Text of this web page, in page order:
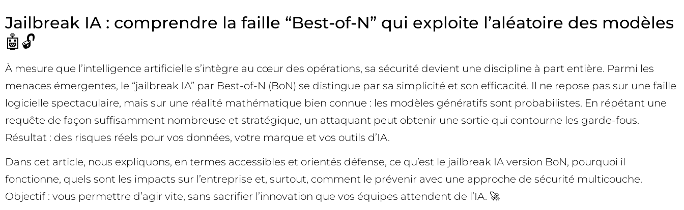
Jailbreak IA : comprendre la faille “Best-of-N” qui exploite l’aléatoire des modèles
🤖🔓
À mesure que l’intelligence artificielle s’intègre au cœur des opérations, sa sécurité devient une discipline à part entière. Parmi les
menaces émergentes, le “jailbreak IA” par Best-of-N (BoN) se distingue par sa simplicité et son efficacité. Il ne repose pas sur une faille
logicielle spectaculaire, mais sur une réalité mathématique bien connue : les modèles génératifs sont probabilistes. En répétant une
requête de façon suffisamment nombreuse et stratégique, un attaquant peut obtenir une sortie qui contourne les garde-fous.
Résultat : des risques réels pour vos données, votre marque et vos outils d’IA.
Dans cet article, nous expliquons, en termes accessibles et orientés défense, ce qu’est le jailbreak IA version BoN, pourquoi il
fonctionne, quels sont les impacts sur l’entreprise et, surtout, comment le prévenir avec une approche de sécurité multicouche.
Objectif : vous permettre d’agir vite, sans sacrifier l’innovation que vos équipes attendent de l’IA. 🚀